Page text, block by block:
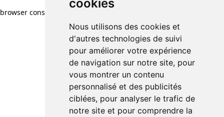
cookies
Nous utilisons des cookies et
d'autres technologies de suivi
pour améliorer votre expérience
de navigation sur notre site, pour
vous montrer un contenu
personnalisé et des publicités
ciblées, pour analyser le trafic de
notre site et pour comprendre la
browser console for more information)